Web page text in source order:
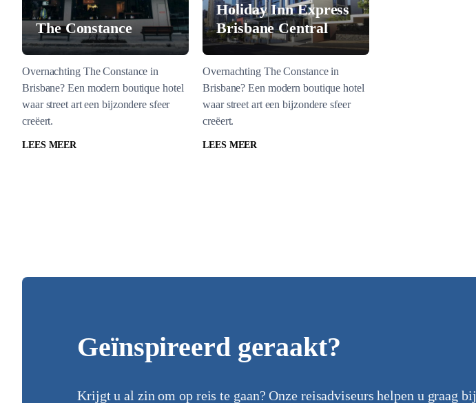
The Constance
Overnachting The Constance in
Brisbane? Een modern boutique hotel
waar street art een bijzondere sfeer
creëert.
LEES MEER
Holiday Inn Express
Brisbane Central
Overnachting The Constance in
Brisbane? Een modern boutique hotel
waar street art een bijzondere sfeer
creëert.
LEES MEER
Geïnspireerd geraakt?
Krijgt u al zin om op reis te gaan? Onze reisadviseurs helpen u graag bij